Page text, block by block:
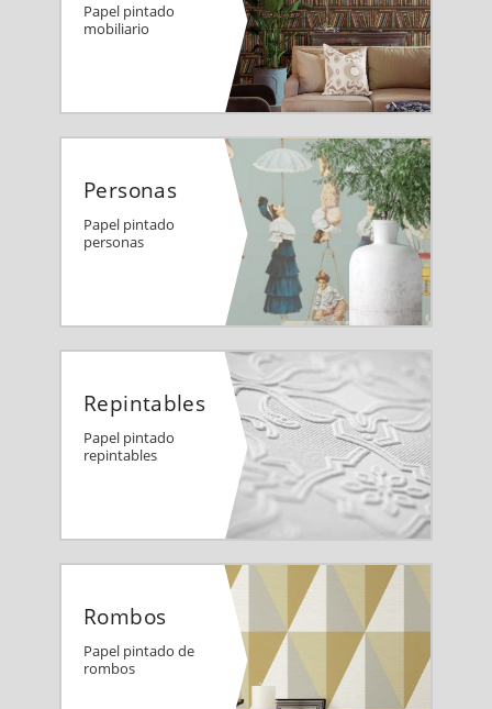
Papel pintado
mobiliario
Personas
Papel pintado
personas
Repintables
Papel pintado
repintables
Rombos
Papel pintado de
rombos